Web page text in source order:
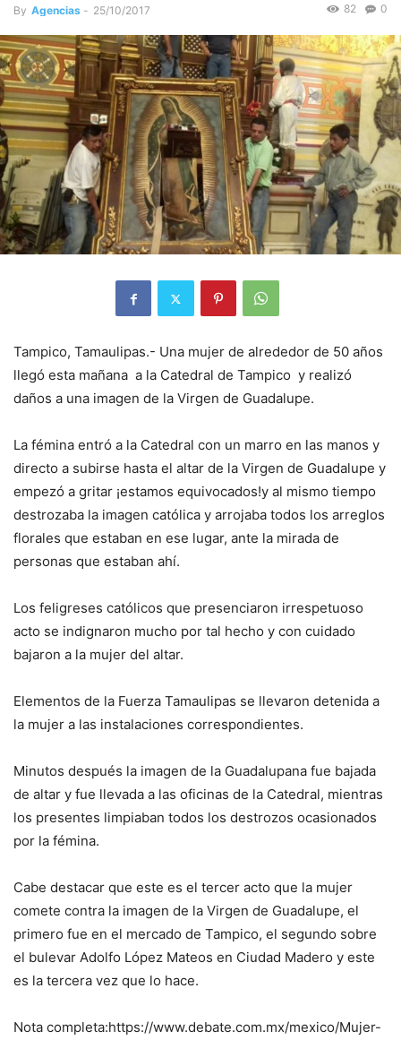
By Agencias - 25/10/2017 0
82
Tampico, Tamaulipas.- Una mujer de alrededor de 50 años
llegó esta mañana a la Catedral de Tampico y realizó
daños a una imagen de la Virgen de Guadalupe.
La fémina entró a la Catedral con un marro en las manos y
directo a subirse hasta el altar de la Virgen de Guadalupe y
empezó a gritar ¡estamos equivocados!y al mismo tiempo
destrozaba la imagen católica y arrojaba todos los arreglos
florales que estaban en ese lugar, ante la mirada de
personas que estaban ahí.
Los feligreses católicos que presenciaron irrespetuoso
acto se indignaron mucho por tal hecho y con cuidado
bajaron a la mujer del altar.
Elementos de la Fuerza Tamaulipas se llevaron detenida a
la mujer a las instalaciones correspondientes.
Minutos después la imagen de la Guadalupana fue bajada
de altar y fue llevada a las oficinas de la Catedral, mientras
los presentes limpiaban todos los destrozos ocasionados
por la fémina.
Cabe destacar que este es el tercer acto que la mujer
comete contra la imagen de la Virgen de Guadalupe, el
primero fue en el mercado de Tampico, el segundo sobre
el bulevar Adolfo López Mateos en Ciudad Madero y este
es la tercera vez que lo hace.
Nota completa:https://www.debate.com.mx/mexico/Mujer-